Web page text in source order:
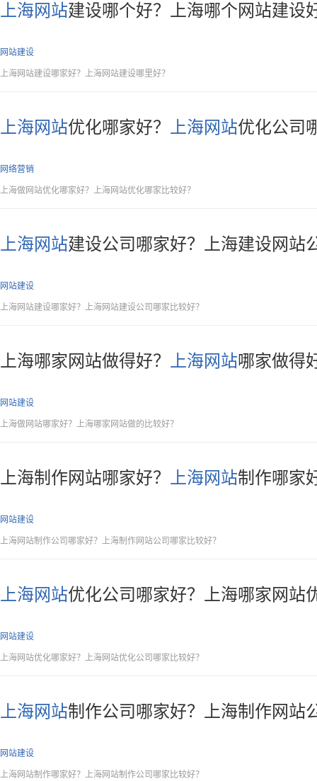
上海网站建设哪个好？上海哪个网站建设
网站建设
上海网站建设哪家好？上海网站建设哪里好？
上海网站优化哪家好？ 上海网站优化公司
网络营销
上海做网站优化哪家好？上海网站优化哪家比较好？
上海网站建设公司哪家好？上海建设网站
网站建设
上海网站建设哪家好？上海网站建设公司哪家比较好？
上海哪家网站做得好？ 上海网站哪家做得
网站建设
上海做网站哪家好？上海哪家网站做的比较好？
上海制作网站哪家好？ 上海网站制作哪家
网站建设
上海网站制作公司哪家好？上海制作网站公司哪家比较好？
上海网站优化公司哪家好？上海哪家网站
网站建设
上海网站优化哪家好？上海网站优化公司哪家比较好？
上海网站制作公司哪家好？上海制作网站
网站建设
上海网站制作哪家好？上海网站制作公司哪家比较好？